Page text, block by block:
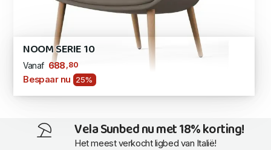
NOOM SERIE 10
Vanaf 688 ,80
Bespaar nu 25%
Vela Sunbed nu met 18% korting!
Het meest verkocht ligbed van Italië!